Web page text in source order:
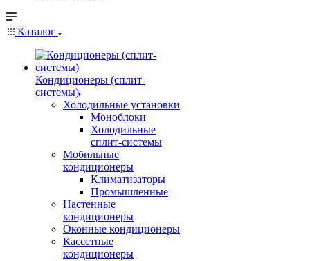
Каталог
Кондиционеры (сплит-
системы)
Холодильные установки
Моноблоки
Холодильные
сплит-системы
Мобильные
кондиционеры
Климатизаторы
Промышленные
Настенные
кондиционеры
Оконные кондиционеры
Кассетные
кондиционеры